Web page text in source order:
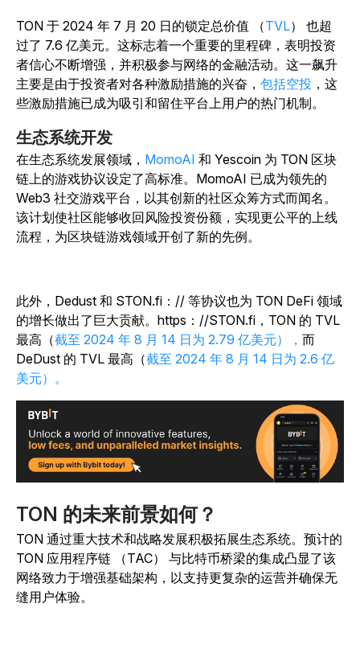
TON 于 2024 年 7 月 20 日的锁定总价值 （TVL） 也超
过了 7.6 亿美元。这标志着一个重要的里程碑，表明投资
者信心不断增强，并积极参与网络的金融活动。这一飙升
主要是由于投资者对各种激励措施的兴奋， 包括空投 ，这
些激励措施已成为吸引和留住平台上用户的热门机制。
生态系统开发
在生态系统发展领域， MomoAI 和 Yescoin 为 TON 区块
链上的游戏协议设定了高标准。MomoAI 已成为领先的
Web3 社交游戏平台，以其创新的社区众筹方式而闻名。
该计划使社区能够收回风险投资份额，实现更公平的上线
流程，为区块链游戏领域开创了新的先例。
此外，Dedust 和 STON.fi：// 等协议也为 TON DeFi 领域
的增长做出了巨大贡献。https：//STON.fi，TON 的 TVL
最高（截至 2024 年 8 月 14 日为 2.79 亿美元）， 而
DeDust 的 TVL 最高（截至 2024 年 8 月 14 日为 2.6 亿
美元）。
TON 的未来前景如何？
TON 通过重大技术和战略发展积极拓展生态系统。预计的
TON 应用程序链 （TAC） 与比特币桥梁的集成凸显了该
网络致力于增强基础架构，以支持更复杂的运营并确保无
缝用户体验。